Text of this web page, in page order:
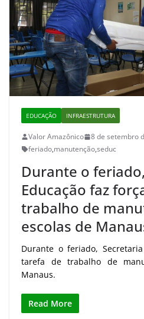
EDUCAÇÃO INFRAESTRUTURA
Valor Amazônico
8 de setembro
feriado,manutenção,seduc
Durante o
Educação faz
trabalho de
escolas de
Durante o feriado,
tarefa de trabalho de
Manaus.
Read More